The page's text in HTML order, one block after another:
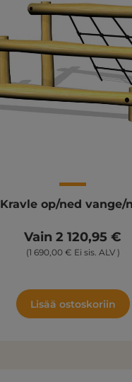
Kravle op/ned vange/
Vain 2 120,95 €
(1 690,00 € Ei sis. ALV )
Lisää ostoskoriin